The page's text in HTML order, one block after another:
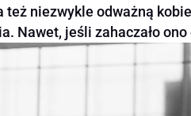
też niezwykle odważną
Nawet, jeśli zahaczało